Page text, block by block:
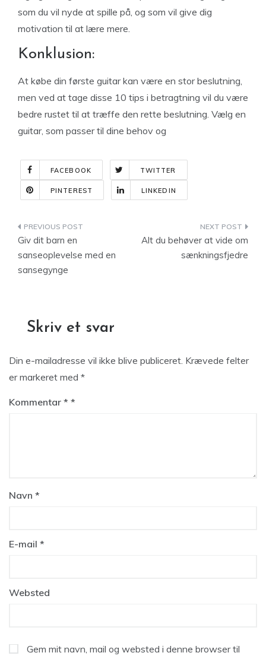
som du vil nyde at spille på, og som vil give dig
motivation til at lære mere.
Konklusion:
At købe din første guitar kan være en stor beslutning,
men ved at tage disse 10 tips i betragtning vil du være
bedre rustet til at træffe den rette beslutning. Vælg en
guitar, som passer til dine behov og
FACEBOOK TWITTER
PINTEREST LINKEDIN
Indlægsnavigation
Giv dit barn en
sanseoplevelse med en
sansegynge
Alt du behøver at vide om
sænkningsfjedre
Skriv et svar
Din e-mailadresse vil ikke blive publiceret. Krævede felter
er markeret med *
Kommentar *
Navn *
E-mail *
Websted
Gem mit navn, mail og websted i denne browser til